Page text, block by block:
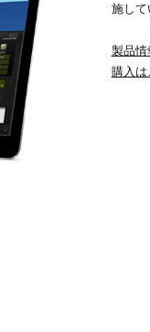
施して
製品情
購入は